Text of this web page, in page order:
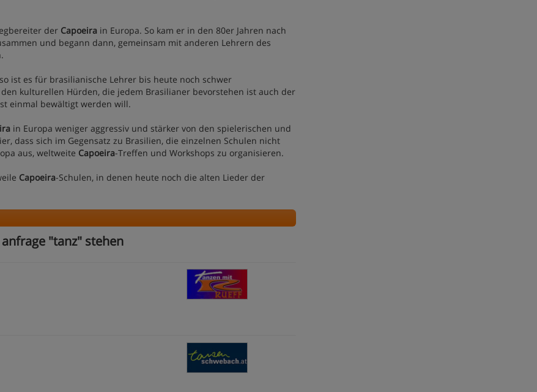
der Capoeira in Europa. So kam er in den 80er Jahren nach
und begann dann, gemeinsam mit anderen Lehrern des
ist es für brasilianische Lehrer bis heute noch schwer
kulturellen Hürden, die jedem Brasilianer bevorstehen ist auch der
einmal bewältigt werden will.
in Europa weniger aggressiv und stärker von den spielerischen und
dass sich im Gegensatz zu Brasilien, die einzelnen Schulen nicht
aus, weltweite Capoeira-Treffen und Workshops zu organisieren.
Capoeira-Schulen, in denen heute noch die alten Lieder der
"tanz" stehen